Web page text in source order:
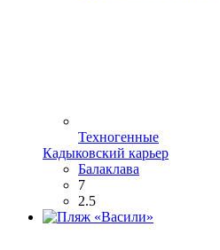
Техногенные
Кадыковский карьер
Балаклава
7
2.5